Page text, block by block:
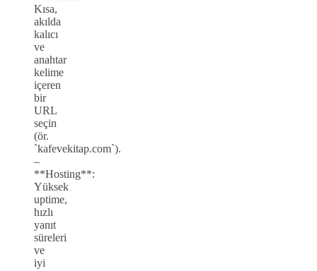
Kısa,
akılda
kalıcı
ve
anahtar
kelime
içeren
bir
URL
seçin
(ör.
`kafevekitap.com`).
–
**Hosting**:
Yüksek
uptime,
hızlı
yanıt
süreleri
ve
iyi